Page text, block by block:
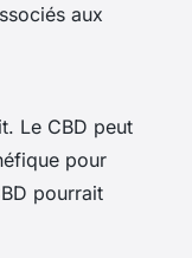
aux
Le CBD peut
pour
pourrait